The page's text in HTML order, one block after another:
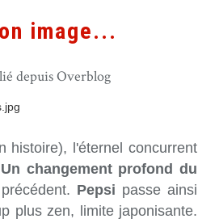
image...
depuis Overblog
histoire), l'éternel concurrent
Un changement profond du
Pepsi passe ainsi
plus zen, limite japonisante.